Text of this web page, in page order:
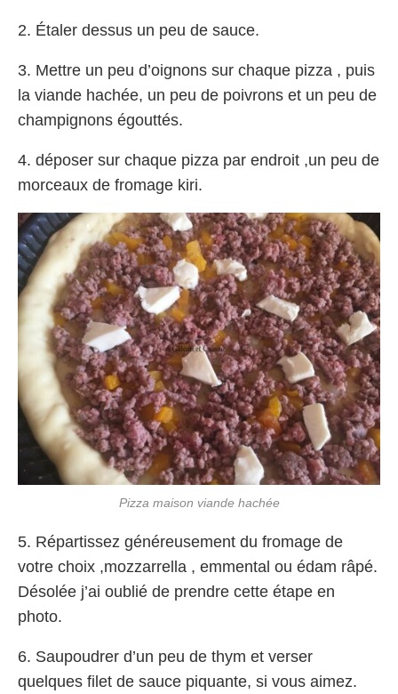
2. Étaler dessus un peu de sauce.
3. Mettre un peu d’oignons sur chaque pizza , puis
la viande hachée, un peu de poivrons et un peu de
champignons égouttés.
4. déposer sur chaque pizza par endroit ,un peu de
morceaux de fromage kiri.
Pizza maison viande hachée
5. Répartissez généreusement du fromage de
votre choix ,mozzarrella , emmental ou édam râpé.
Désolée j’ai oublié de prendre cette étape en
photo.
6. Saupoudrer d’un peu de thym et verser
quelques filet de sauce piquante, si vous aimez.